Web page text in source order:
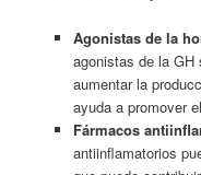
Agonistas de la
agonistas de la GH
aumentar la
ayuda a promover
Fármacos
antiinflamatorios